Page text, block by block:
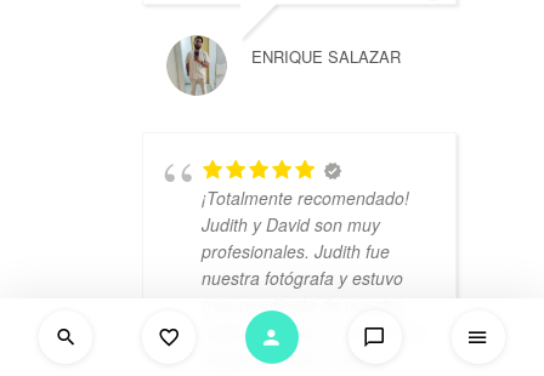
ENRIQUE SALAZAR
¡Totalmente recomendado!
Judith y David son muy
profesionales. Judith fue
nuestra fotógrafa y estuvo
muy pendiente de nuestra
sesión de fotos. La sesión se
realizó sin afán y con la